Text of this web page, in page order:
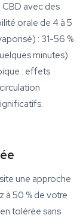
CBD avec des
orale de 4 à 5
: 31-56 %
minutes)
: effets
une approche
à 50 % de votre
tolérée sans